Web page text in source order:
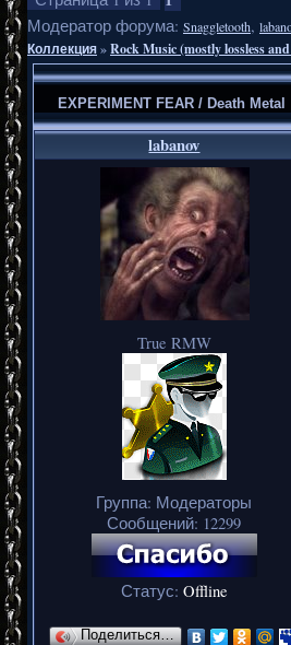
Модератор форума: Snaggletooth,
Коллекция»Rock Music (mostly lossless
EXPERIMENT FEAR / Death Metal
labanov
True RMW
Группа: Модераторы
Сообщений: 12299
Статус: Offline
Поделиться…